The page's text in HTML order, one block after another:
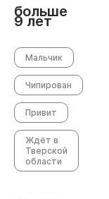
больше
9 лет
Мальчик
Чипирован
Привит
Ждёт в
Тверской
области